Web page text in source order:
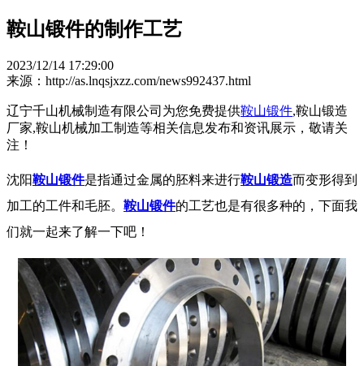
鞍山锻件的制作工艺
2023/12/14 17:29:00
来源：http://as.lnqsjxzz.com/news992437.html
辽宁千山机械制造有限公司为您免费提供鞍山锻件,鞍山锻造
厂家,鞍山机械加工制造等相关信息发布和资讯展示，敬请关
注！
沈阳鞍山锻件是指通过金属的胚料来进行鞍山锻造而变形得到
加工的工件和毛胚。 鞍山锻件的工艺也是有很多种的，下面我
们就一起来了解一下吧！